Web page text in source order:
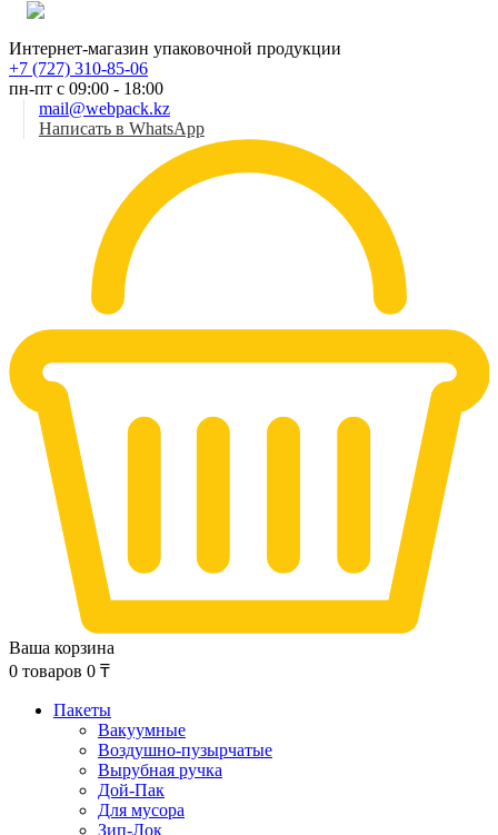
Интернет-магазин упаковочной продукции
+7 (727) 310-85-06
пн-пт с 09:00 - 18:00
mail@webpack.kz
Написать в WhatsApp
Ваша корзина
0 товаров 0 ₸
Пакеты
Вакуумные
Воздушно-пузырчатые
Вырубная ручка
Дой-Пак
Для мусора
Зип-Лок